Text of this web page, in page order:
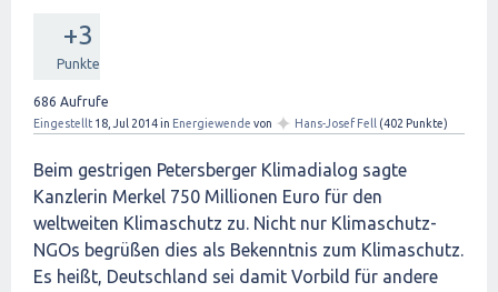
+3
Punkte
686 Aufrufe
Eingestellt 18, Jul 2014in Energiewende von ✦ Hans-Josef Fell (402 Punkte)
Beim gestrigen Petersberger Klimadialog sagte
Kanzlerin Merkel 750 Millionen Euro für den
weltweiten Klimaschutz zu. Nicht nur Klimaschutz-
NGOs begrüßen dies als Bekenntnis zum Klimaschutz.
Es heißt, Deutschland sei damit Vorbild für andere